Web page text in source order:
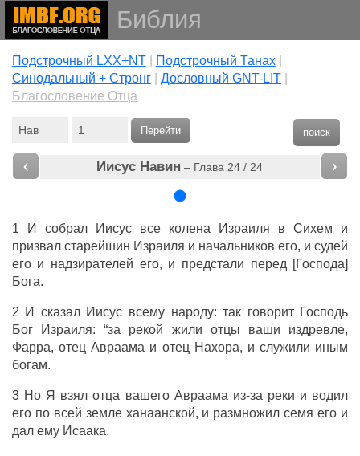
Библия
Подстрочный LXX+NT| Подстрочный Танах|
Cинодальный + Стронг| Дословный GNT-LIT|
Благословение Отца
поиск
Перейти
‹ Иисус Навин – Глава 24 / 24 ›
1 И собрал Иисус все колена Израиля в Сихем и
призвал старейшин Израиля и начальников его, и судей
его и надзирателей его, и предстали перед [Господа]
Бога.
2 И сказал Иисус всему народу: так говорит Господь
Бог Израиля: “за рекой жили отцы ваши издревле,
Фарра, отец Авраама и отец Нахора, и служили иным
богам.
3 Но Я взял отца вашего Авраама из-за реки и водил
его по всей земле ханаанской, и размножил семя его и
дал ему Исаака.